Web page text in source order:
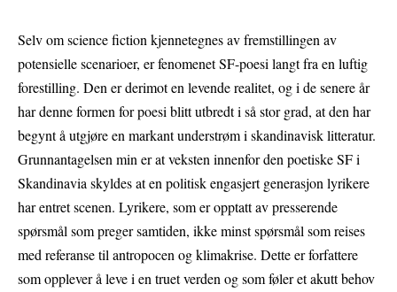
Selv om science fiction kjennetegnes av fremstillingen av
potensielle scenarioer, er fenomenet SF-poesi langt fra en luftig
forestilling. Den er derimot en levende realitet, og i de senere år
har denne formen for poesi blitt utbredt i så stor grad, at den har
begynt å utgjøre en markant understrøm i skandinavisk litteratur.
Grunnantagelsen min er at veksten innenfor den poetiske SF i
Skandinavia skyldes at en politisk engasjert generasjon lyrikere
har entret scenen. Lyrikere, som er opptatt av presserende
spørsmål som preger samtiden, ikke minst spørsmål som reises
med referanse til antropocen og klimakrise. Dette er forfattere
som opplever å leve i en truet verden og som føler et akutt behov